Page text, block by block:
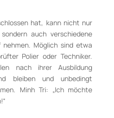
hat, kann nicht nur
auch verschiedene
nehmen. Möglich sind etwa
Polier oder Techniker.
nach ihrer Ausbildung
bleiben und unbedingt
Minh Tri: „Ich möchte